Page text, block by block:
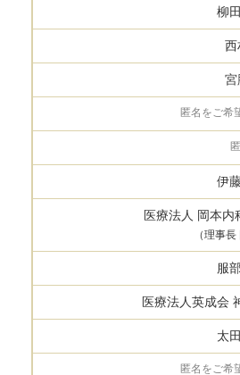
柳
西
宮
匿名をご希
伊
医療法人 岡本内
（理事
服
医療法人英成会
太
匿名をご希